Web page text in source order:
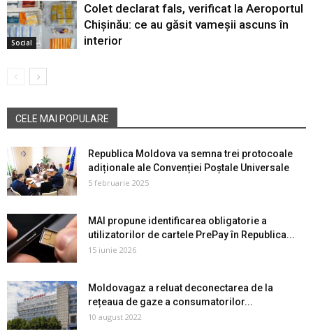
Social
Colet declarat fals, verificat la Aeroportul
Chișinău: ce au găsit vameșii ascuns în
interior
CELE MAI POPULARE
Republica Moldova va semna trei protocoale
adiționale ale Convenției Poștale Universale
5 februarie 2025
MAI propune identificarea obligatorie a
utilizatorilor de cartele PrePay în Republica...
15 iunie 2026
Moldovagaz a reluat deconectarea de la
rețeaua de gaze a consumatorilor...
10 august 2022